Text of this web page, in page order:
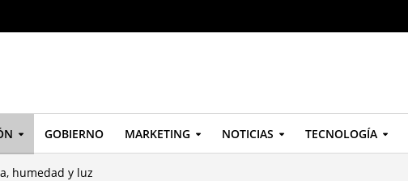
GOBIERNO MARKETING NOTICIAS TECNOLOGÍA
humedad y luz